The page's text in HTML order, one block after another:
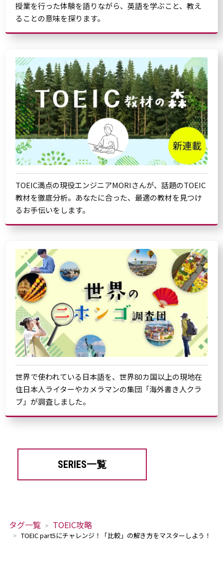
授業を行った体験を語りながら、英語を学ぶこと、教え
ることの意味を探ります。
TOEIC満点の現役エンジニアMORIさんが、話題のTOEIC
教材を徹底分析。あなたに合った、最適の教材を見つけ
るお手伝いをします。
世界で使われている日本語を、世界80カ国以上の現地在
住日本人ライターやカメラマンの集団「海外書き人クラ
ブ」が調査しました。
SERIES一覧
タグ一覧 TOEIC攻略
TOEIC part5にチャレンジ！「比較」の解き方をマスターしよう！